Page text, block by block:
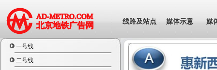
线路及站点 媒体示意 媒
一号线
二号线